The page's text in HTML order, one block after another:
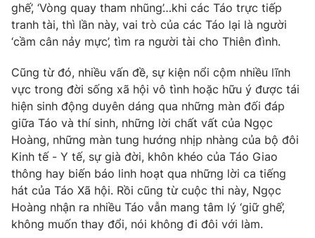
Cơ quan chủ quản:Đài Truyền hình Việt Nam
Cơ quan báo chí:Thời báo VTV
cấp ngày 29/12/2023
Tổng Biên tập:Vũ Thanh Thủy
Phó Tổng Biên tập:Nguyễn Thị Mỹ Hạnh, Phạm Quốc Thắng,
Nguyễn Trọng Ninh
Tổng đài VTV:024.38 355 931 - 024.38 355 932
Ðiện thoại Thời báo VTV:
024.66 897 897
Email:toasoan@vtv.vn
Liên hệ quảng cáo:024-7300.7108
ghế’, ‘Vòng quay tham nhũng’…khi các Táo trực tiếp
tranh tài, thì lần này, vai trò của các Táo lại là người
‘cầm cân nảy mực’, tìm ra người tài cho Thiên đình.
Cũng từ đó, nhiều vấn đề, sự kiện nổi cộm nhiều lĩnh
vực trong đời sống xã hội vô tình hoặc hữu ý được tái
hiện sinh động duyên dáng qua những màn đối đáp
giữa Táo và thí sinh, những lời chất vất của Ngọc
Hoàng, những màn tung hướng nhịp nhàng của bộ đôi
Kinh tế - Y tế, sự già đời, khôn khéo của Táo Giao
thông hay biến báo linh hoạt qua những lời ca tiếng
hát của Táo Xã hội. Rồi cũng từ cuộc thi này, Ngọc
Hoàng nhận ra nhiều Táo vẫn mang tâm lý ‘giữ ghế’,
không muốn thay đổi, nói không đi đôi với làm.